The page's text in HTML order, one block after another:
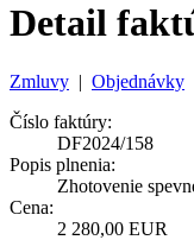
Detail
Zmluvy | Objednávky
Číslo faktúry:
DF2024/158
Popis plnenia:
Zhotovenie
Cena:
2 280,00 EUR